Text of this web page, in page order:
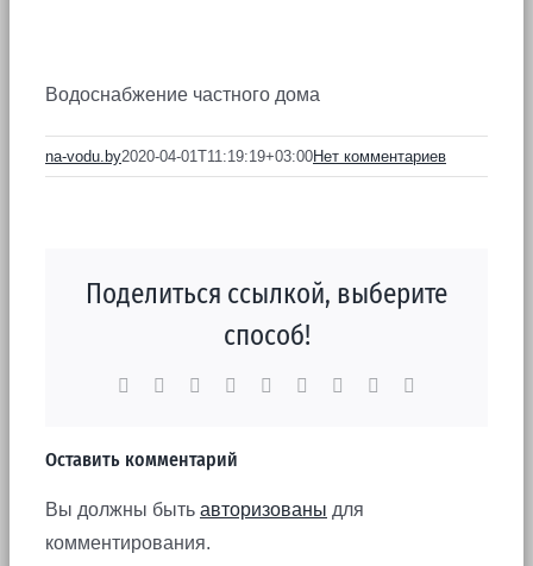
Водоснабжение частного дома
na-vodu.by2020-04-01T11:19:19+03:00Нет комментариев
Поделиться ссылкой, выберите
способ!
Facebook Reddit LinkedInWhatsApp
TumblrPinterest
Оставить комментарий
Вы должны быть авторизованы для
комментирования.